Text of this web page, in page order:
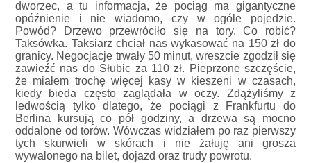
dworzec, a tu informacja, że pociąg ma gigantyczne
opóźnienie i nie wiadomo, czy w ogóle pojedzie.
Powód? Drzewo przewróciło się na tory. Co robić?
Taksówka. Taksiarz chciał nas wykasować na 150 zł do
granicy. Negocjacje trwały 50 minut, wreszcie zgodził się
zawieźć nas do Słubic za 110 zł. Pieprzone szczęście,
że miałem trochę więcej kasy w kieszeni w czasach,
kiedy bieda często zaglądała w oczy. Zdążyliśmy z
ledwością tylko dlatego, że pociągi z Frankfurtu do
Berlina kursują co pół godziny, a drzewa są mocno
oddalone od torów. Wówczas widziałem po raz pierwszy
tych skurwieli w skórach i nie żałuję ani grosza
wywalonego na bilet, dojazd oraz trudy powrotu.